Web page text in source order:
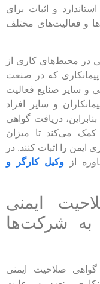
و اثبات برای
و فعالیت‌های مختلف
در محیط‌های کاری از
که در صنعت
و سایر صنایع فعالیت
و سایر افراد
دریافت گواهی
کمک می‌کند تا میزان
را اثبات کنند. در
ازوکیل کارگر و
ایمنی
به شرکت‌ها
صلاحیت ایمنی